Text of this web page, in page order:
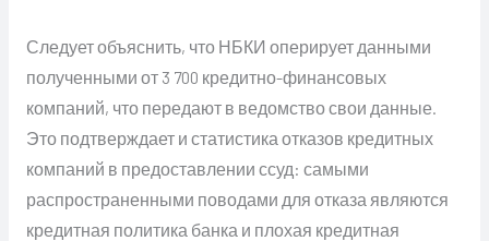
Следует объяснить, что НБКИ оперирует данными
полученными от 3 700 кредитно-финансовых
компаний, что передают в ведомство свои данные.
Это подтверждает и статистика отказов кредитных
компаний в предоставлении ссуд: самыми
распространенными поводами для отказа являются
кредитная политика банка и плохая кредитная